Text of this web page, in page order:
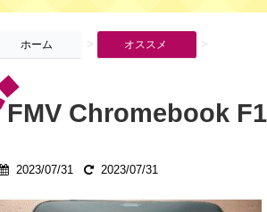
ホーム > オススメ >
FMV Chromebook
2023/07/31 2023/07/31